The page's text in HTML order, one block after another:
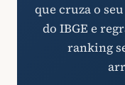
que cruza o
do IBGE e
ranking